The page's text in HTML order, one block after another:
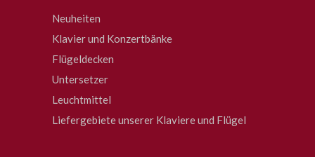
Neuheiten
Klavier und Konzertbänke
Flügeldecken
Untersetzer
Leuchtmittel
Liefergebiete unserer Klaviere und Flügel